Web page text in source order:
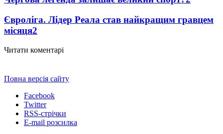
Євроліга. Лідер Реала став найкращим гравцем
місяця2
Читати коментарі
Повна версія сайту
Facebook
Twitter
RSS-стрічки
E-mail розсилка